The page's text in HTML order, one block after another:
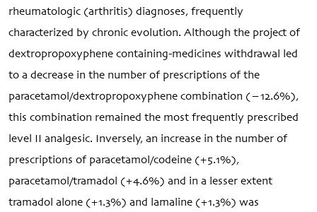
rheumatologic (arthritis) diagnoses, frequently
characterized by chronic evolution. Although the project of
dextropropoxyphene containing-medicines withdrawal led
to a decrease in the number of prescriptions of the
paracetamol/dextropropoxyphene combination (−12.6%),
this combination remained the most frequently prescribed
level II analgesic. Inversely, an increase in the number of
prescriptions of paracetamol/codeine (+5.1%),
paracetamol/tramadol (+4.6%) and in a lesser extent
tramadol alone (+1.3%) and lamaline (+1.3%) was